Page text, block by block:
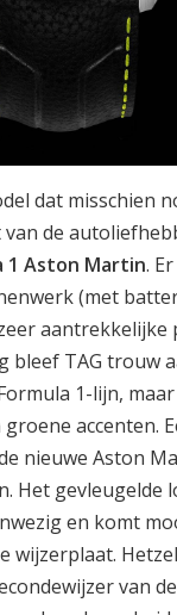
dat misschien
de
1 Aston Martin.
(met
aantrekkelijke
bleef TAG trouw
1-lijn,
accenten.
nieuwe Aston
Het gevleugelde
en komt
wijzerplaat.
van